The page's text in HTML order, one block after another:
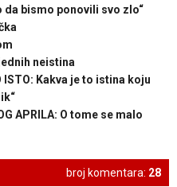
da bismo ponovili svo zlo“
neistina
ISTO: Kakva je to istina koju
APRILA: O tome se malo
broj komentara: 28